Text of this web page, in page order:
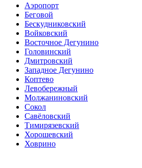
Аэропорт
Беговой
Бескудниковский
Войковский
Восточное Дегунино
Головинский
Дмитровский
Западное Дегунино
Коптево
Левобережный
Молжаниновский
Сокол
Савёловский
Тимирязевский
Хорошевский
Ховрино